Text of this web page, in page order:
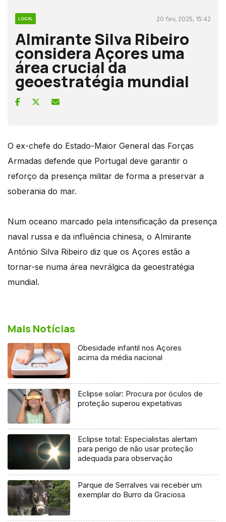
LOCAL 20 fev, 2025, 15:42
Almirante Silva Ribeiro
considera Açores uma
área crucial da
geoestratégia mundial
O ex-chefe do Estado-Maior General das Forças
Armadas defende que Portugal deve garantir o
reforço da presença militar de forma a preservar a
soberania do mar.
Num oceano marcado pela intensificação da presença
naval russa e da influência chinesa, o Almirante
António Silva Ribeiro diz que os Açores estão a
tornar-se numa área nevrálgica da geoestratégia
mundial.
Mais Notícias
Obesidade infantil nos Açores
acima da média nacional
Eclipse solar: Procura por óculos de
proteção superou expetativas
Eclipse total: Especialistas alertam
para perigo de não usar proteção
adequada para observação
Parque de Serralves vai receber um
exemplar do Burro da Graciosa